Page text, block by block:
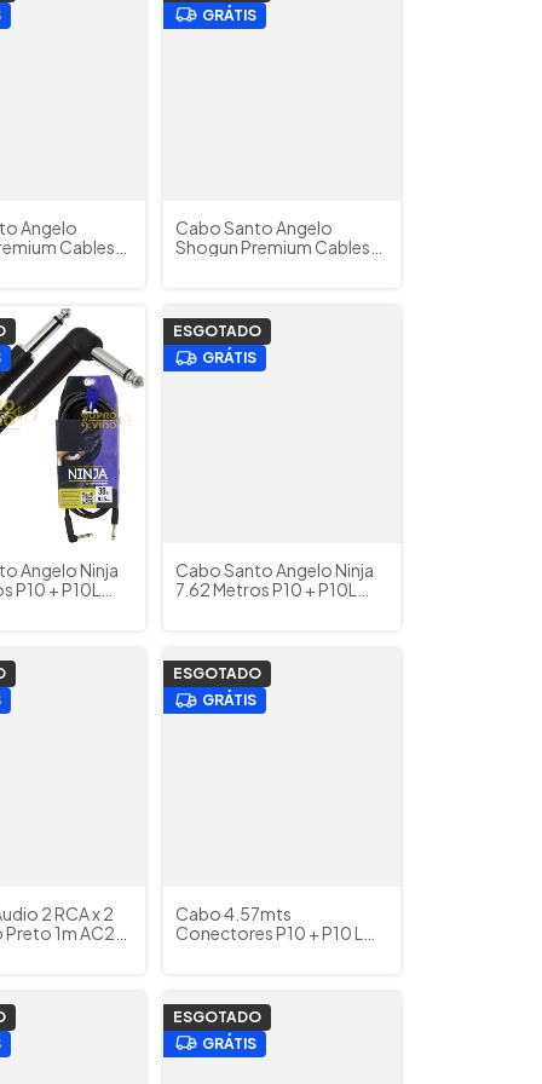
Angelo
Cables
GRÁTIS
Cabo Santo Angelo
Shogun Premium Cables
Angelo Ninja
P10 + P10L
ESGOTADO
GRÁTIS
Cabo Santo Angelo Ninja
7.62 Metros P10 + P10L
2 RCA x 2
Preto 1m AC2
ESGOTADO
GRÁTIS
Cabo 4.57mts
Conectores P10 + P10 L
ESGOTADO
GRÁTIS